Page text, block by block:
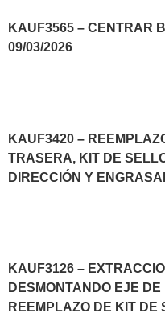
KAUF3565 – CENTRAR
09/03/2026
KAUF3420 –
TRASERA, KIT DE
DIRECCIÓN Y
KAUF3126 –
DESMONTANDO EJE
REEMPLAZO DE KIT DE